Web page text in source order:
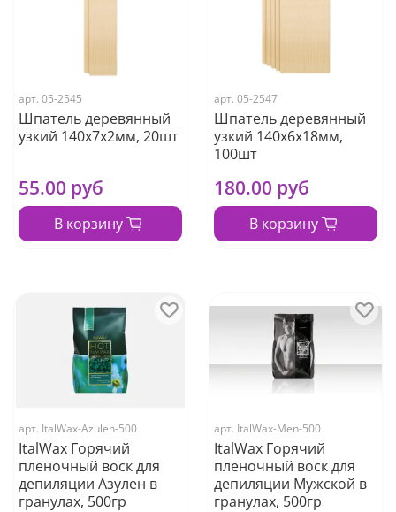
арт. 05-2545
Шпатель деревянный
узкий 140х7х2мм, 20шт
55.00 руб
В корзину
арт. 05-2547
Шпатель деревянный
узкий 140х6х18мм,
100шт
180.00 руб
В корзину
арт. ItalWax-Azulen-500
ItalWax Горячий
пленочный воск для
депиляции Азулен в
гранулах, 500гр
арт. ItalWax-Men-500
ItalWax Горячий
пленочный воск для
депиляции Мужской в
гранулах, 500гр